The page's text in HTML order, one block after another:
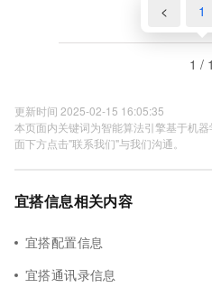
< 1
1 / 1
更新时间 2025-02-15 16:05:35
本页面内关键词为智能算法引擎基于机
面下方点击"联系我们"与我们沟通。
宜搭信息相关内容
宜搭配置信息
宜搭通讯录信息